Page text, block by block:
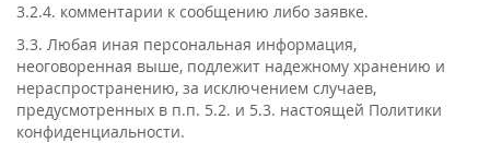
3.2.4. комментарии к сообщению либо заявке.
3.3. Любая иная персональная информация,
неоговоренная выше, подлежит надежному хранению и
нераспространению, за исключением случаев,
предусмотренных в п.п. 5.2. и 5.3. настоящей Политики
конфиденциальности.